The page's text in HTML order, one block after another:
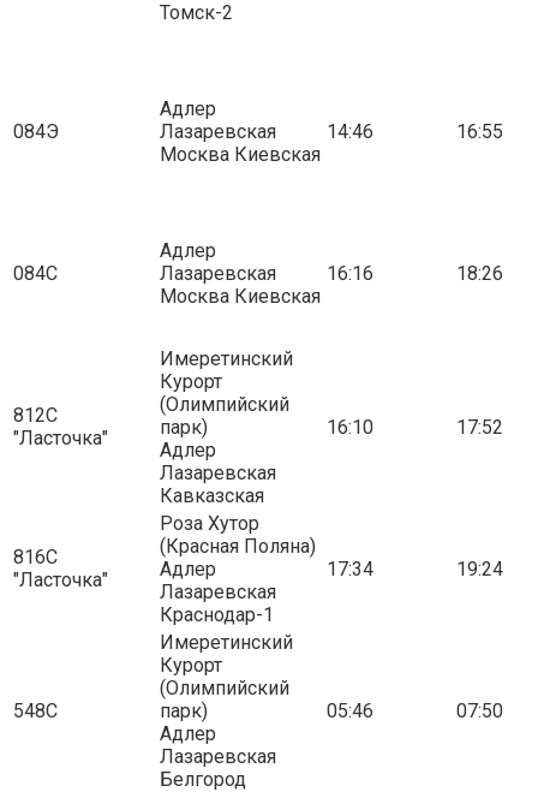
Томск-2
084Э
Адлер
Лазаревская
Москва Киевская
14:46 16:55
084С
Адлер
Лазаревская
Москва Киевская
16:16 18:26
812С
"Ласточка"
Имеретинский
Курорт
(Олимпийский
парк)
Адлер
Лазаревская
Кавказская
16:10 17:52
816С
"Ласточка"
Роза Хутор
(Красная Поляна)
Адлер
Лазаревская
Краснодар-1
17:34 19:24
548С
Имеретинский
Курорт
(Олимпийский
парк)
Адлер
Лазаревская
Белгород
05:46 07:50